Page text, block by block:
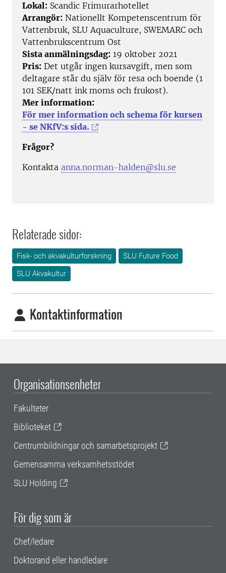
Lokal: Scandic Frimurarhotellet
Arrangör: Nationellt Kompetenscentrum för
Vattenbruk, SLU Aquaculture, SWEMARC och
Vattenbrukscentrum Ost
Sista anmälningsdag: 19 oktober 2021
Pris: Det utgår ingen kursavgift, men som
deltagare står du själv för resa och boende (1
101 SEK/natt ink moms och frukost).
Mer information:
För mer information och schema för kursen
- se NKfV:s sida.
Frågor?
Kontakta anna.norman-halden@slu.se
Relaterade sidor:
Fisk- och akvakulturforskning
SLU Future Food
SLU Akvakultur
Kontaktinformation
Organisationsenheter
Fakulteter
Biblioteket
Centrumbildningar och samarbetsprojekt
Gemensamma verksamhetsstödet
SLU Holding
För dig som är
Chef/ledare
Doktorand eller handledare